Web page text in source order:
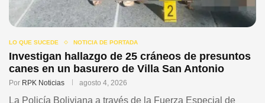
LO QUE SUCEDE NOTICIA DE PORTADA
Investigan hallazgo de 25 cráneos de presuntos
canes en un basurero de Villa San Antonio
Por RPK Noticias agosto 4, 2026
La Policía Boliviana a través de la Fuerza Especial de